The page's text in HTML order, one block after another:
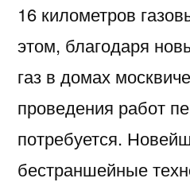
16 километров
этом, благодаря
газ в домах
проведения работ
потребуется.
бестраншейные